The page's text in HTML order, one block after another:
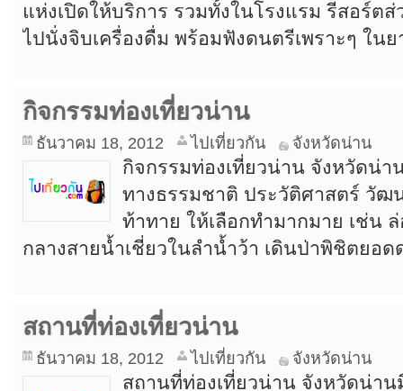
แห่งเปิดให้บริการ รวมทั้งในโรงแรม รีสอร์ต
ไปนั่งจิบเครื่องดื่ม พร้อมฟังดนตรีเพราะๆ ใน
กิจกรรมท่องเที่ยวน่าน
ธันวาคม 18, 2012 ไปเที่ยวกัน จังหวัดน่าน
กิจกรรมท่องเที่ยวน่าน จังหวัดน่า
ทางธรรมชาติ ประวัติศาสตร์ วั
ท้าทาย ให้เลือกทำมากมาย เช่น
กลางสายน้ำเชี่ยวในลำน้ำว้า เดินป่าพิชิตยอ
สถานที่ท่องเที่ยวน่าน
ธันวาคม 18, 2012 ไปเที่ยวกัน จังหวัดน่าน
สถานที่ท่องเที่ยวน่าน จังหวัดน่าน